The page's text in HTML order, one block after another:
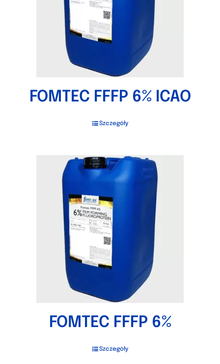
FOMTEC FFFP 6% ICAO
Szczegóły
FOMTEC FFFP 6%
Szczegóły